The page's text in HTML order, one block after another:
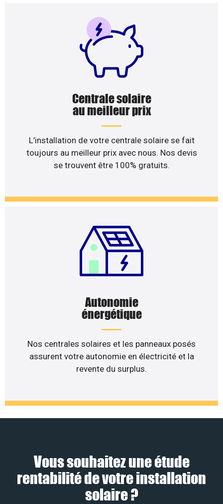
Centrale solaire
au meilleur prix
L’installation de votre centrale solaire se fait
toujours au meilleur prix avec nous. Nos devis
se trouvent être 100% gratuits.
Autonomie
énergétique
Nos centrales solaires et les panneaux posés
assurent votre autonomie en électricité et la
revente du surplus.
Vous souhaitez une étude
rentabilité de votre installation
solaire ?